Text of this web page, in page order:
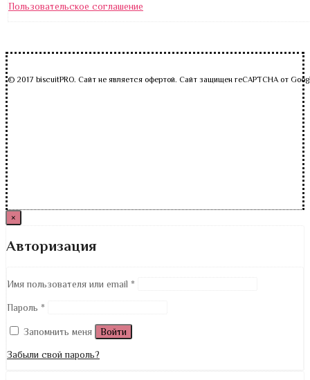
Пользовательское соглашение
© 2017 biscuitPRO. Сайт не является офертой. Сайт защищен reCAPTCHA от
×
Авторизация
Имя пользователя или email *
Пароль *
Запомнить меня Войти
Забыли свой пароль?